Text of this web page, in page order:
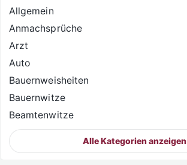
Allgemein
Anmachsprüche
Arzt
Auto
Bauernweisheiten
Bauernwitze
Beamtenwitze
Alle Kategorien anzeigen